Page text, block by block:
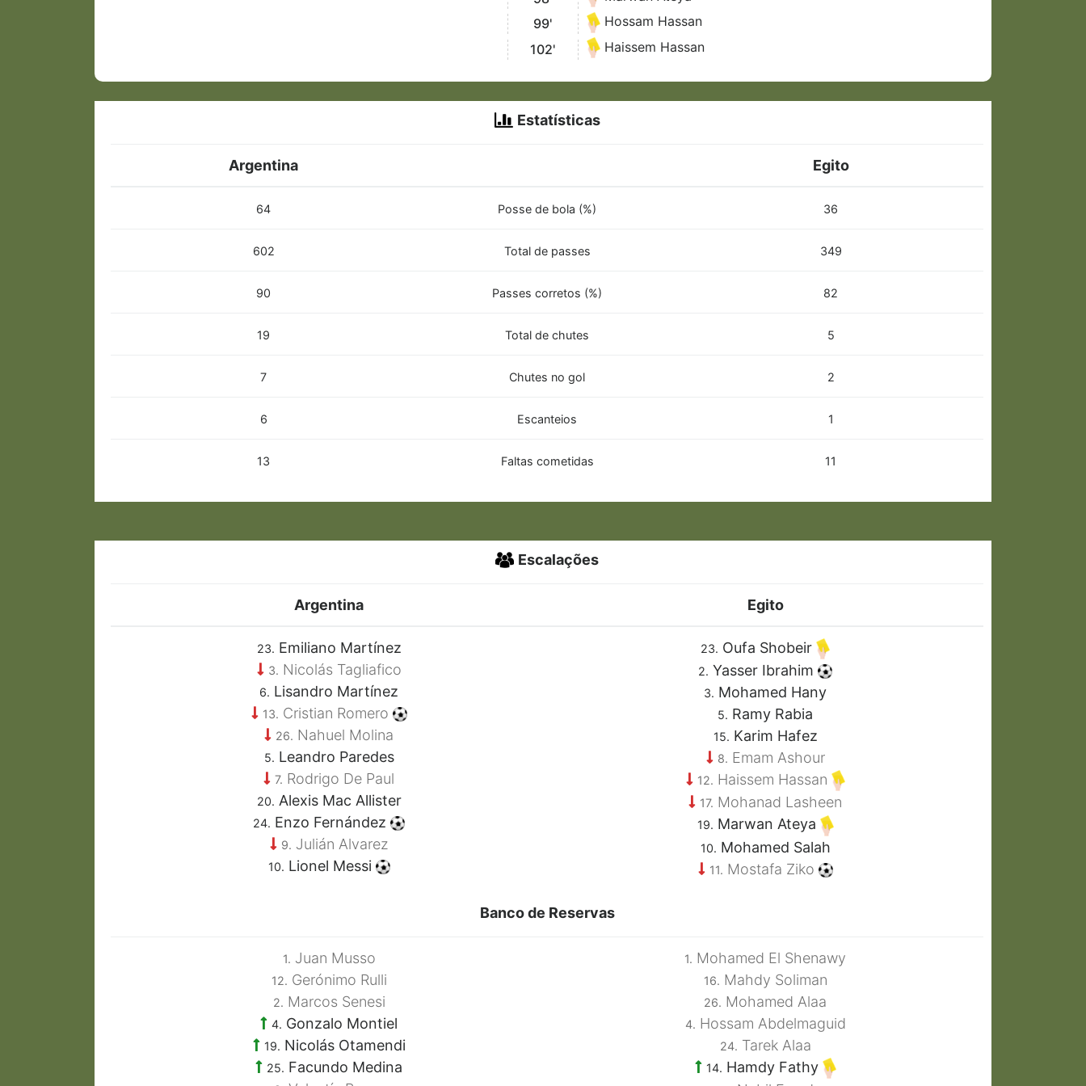
99'
Hossam Hassan
102'
Haissem Hassan
Estatísticas
Argentina Egito
64 Posse de bola (%) 36
602 Total de passes 349
90 Passes corretos (%) 82
19 Total de chutes 5
7 Chutes no gol 2
6 Escanteios 1
13 Faltas cometidas 11
Escalações
Argentina Egito
23. Emiliano Martínez
3. Nicolás Tagliafico
6. Lisandro Martínez
13. Cristian Romero
26. Nahuel Molina
5. Leandro Paredes
7. Rodrigo De Paul
20. Alexis Mac Allister
24. Enzo Fernández
9. Julián Alvarez
10. Lionel Messi
23. Oufa Shobeir
2. Yasser Ibrahim
3. Mohamed Hany
5. Ramy Rabia
15. Karim Hafez
8. Emam Ashour
12. Haissem Hassan
17. Mohanad Lasheen
19. Marwan Ateya
10. Mohamed Salah
11. Mostafa Ziko
Banco de Reservas
1. Juan Musso
12. Gerónimo Rulli
2. Marcos Senesi
4. Gonzalo Montiel
19. Nicolás Otamendi
25. Facundo Medina
1. Mohamed El Shenawy
16. Mahdy Soliman
26. Mohamed Alaa
4. Hossam Abdelmaguid
24. Tarek Alaa
14. Hamdy Fathy